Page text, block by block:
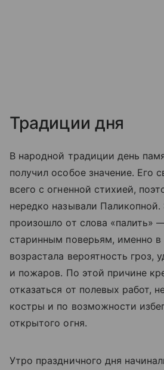
Традиции дня
В народной традиции день
получил особое значение. Его
всего с огненной стихией,
нередко называли Паликопной.
произошло от слова «палить»
старинным поверьям, именно в
возрастала вероятность гроз,
и пожаров. По этой причине
отказаться от полевых работ,
костры и по возможности
открытого огня.
Утро праздничного дня